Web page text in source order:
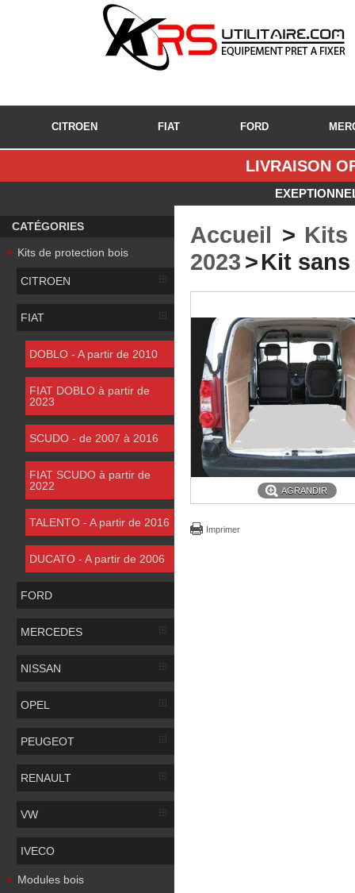
CITROEN FIAT FORD
LIVRAISON
CATÉGORIES
Kits de protection bois
CITROEN
FIAT
DOBLO - A partir de 2010
FIAT DOBLO à partir de
2023
SCUDO - de 2007 à 2016
FIAT SCUDO à partir de
2022
TALENTO - A partir de 2016
DUCATO - A partir de 2006
FORD
MERCEDES
NISSAN
OPEL
PEUGEOT
RENAULT
VW
IVECO
Modules bois
Accueil > Kits
2023 >Kit
AGRANDIR
Imprimer